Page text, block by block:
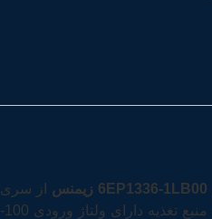
از سری
SITOP PSU100L می باشد. این منبع تغذیه دارای ولتاژ ورودی 100-